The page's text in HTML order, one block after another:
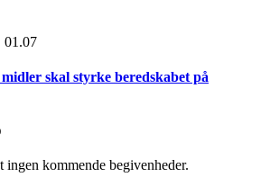
01.07
skal styrke beredskabet på
ingen kommende begivenheder.